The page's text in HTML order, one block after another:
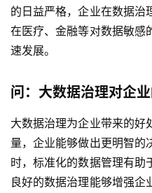
系
我
们
的日益严格，企业在数据治
在医疗、金融等对数据敏感
速发展。
问：大数据治理对企业
大数据治理为企业带来的好
量，企业能够做出更明智的
时，标准化的数据管理有助
良好的数据治理能够增强企